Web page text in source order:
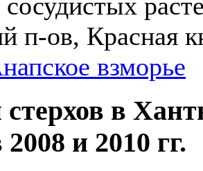
п-ов, Красная
взморье
стерхов в
и 2010 гг.